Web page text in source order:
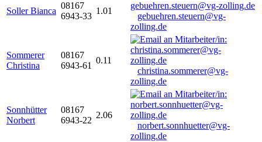
Soller Bianca
08167
6943-33
1.01
gebuehren.steuern@vg-
zolling.de
Sommerer
Christina
08167
6943-61
0.11
christina.sommerer@vg-
zolling.de
Sonnhütter
Norbert
08167
6943-22
2.06
norbert.sonnhuetter@vg-
zolling.de